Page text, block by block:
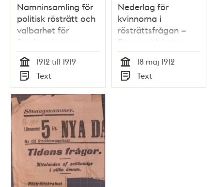
Namninsamling för
politisk rösträtt och
valbarhet för
Sveriges kvinnor
Tid
1912 till 1919
Typ
Text
Nederlag för
kvinnorna i
rösträttsfrågan –
Dagens Nyheter
1912
Tid
18 maj 1912
Typ
Text